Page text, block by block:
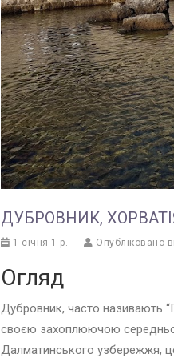
ДУБРОВНИК,
1 січня 1 р. Опубліковано
Огляд
Дубровник, часто називають
своєю захоплюючою
Далматинського узбережжя,